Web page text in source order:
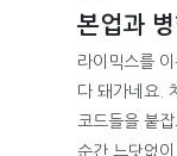
본업과
라이믹스를
다 돼가네요.
코드들을 붙
순간 느닷없이